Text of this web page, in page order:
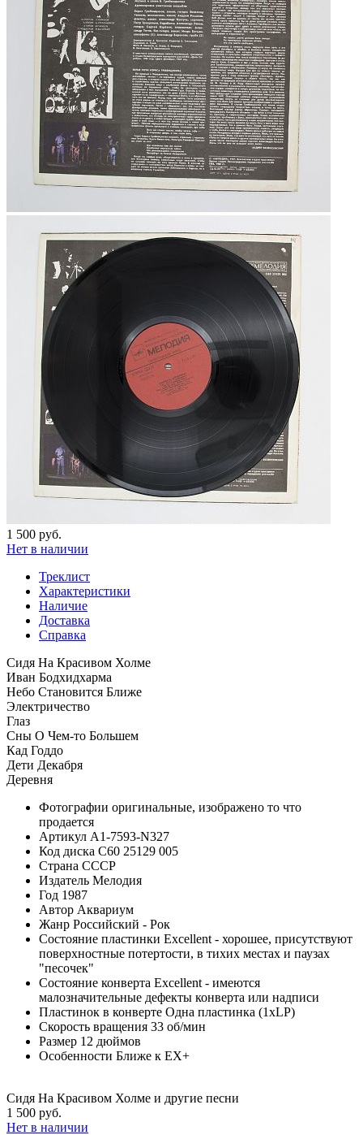
1 500 руб.
Нет в наличии
Треклист
Характеристики
Наличие
Доставка
Справка
Сидя На Красивом Холме
Иван Бодхидхарма
Небо Становится Ближе
Электричество
Глаз
Сны О Чем-то Большем
Кад Годдо
Дети Декабря
Деревня
Фотографии оригинальные, изображено то что
продается
Артикул A1-7593-N327
Код диска С60 25129 005
Страна СССР
Издатель Мелодия
Год 1987
Автор Аквариум
Жанр Российский - Рок
Состояние пластинки Excellent - хорошее, присутствуют
поверхностные потертости, в тихих местах и паузах
"песочек"
Состояние конверта Excellent - имеются
малозначительные дефекты конверта или надписи
Пластинок в конверте Одна пластинка (1xLP)
Скорость вращения 33 об/мин
Размер 12 дюймов
Особенности Ближе к EX+
Сидя На Красивом Холме и другие песни
1 500 руб.
Нет в наличии